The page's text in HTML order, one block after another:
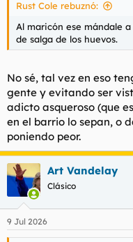
Rust Cole rebuznó:
Al maricón ese mándale
de salga de los huevos.
No sé, tal vez en eso
gente y evitando ser
adicto asqueroso (que
en el barrio lo sepan, o
poniendo peor.
Art Vandelay
Clásico
9 Jul 2026